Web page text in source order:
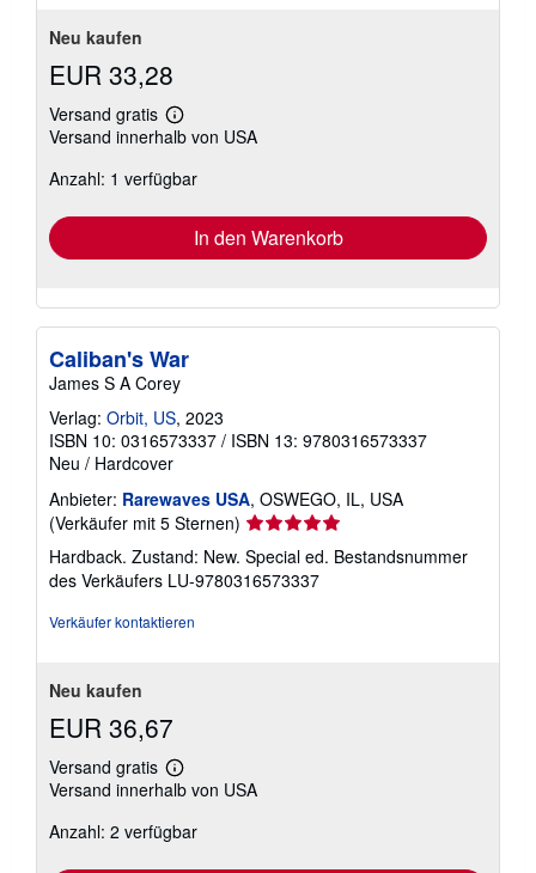
Neu kaufen
EUR 33,28
Versand gratis
Weitere
Informationen
Versandkosten
Versand innerhalb von USA
Anzahl: 1 verfügbar
In den Warenkorb
Caliban's War
James S A Corey
Verlag: Orbit, US, 2023
ISBN 10: 0316573337 / ISBN 13: 9780316573337
Neu / Hardcover
Anbieter: Rarewaves USA, OSWEGO, IL, USA
(Verkäufer mit 5 Sternen) Verkäuferbewertung
5
von
5
Hardback. Zustand: New. Special ed. Bestandsnummer
des Verkäufers LU-9780316573337
Verkäufer kontaktieren
Neu kaufen
EUR 36,67
Versand gratis
Weitere
Informationen
Versandkosten
Versand innerhalb von USA
Anzahl: 2 verfügbar